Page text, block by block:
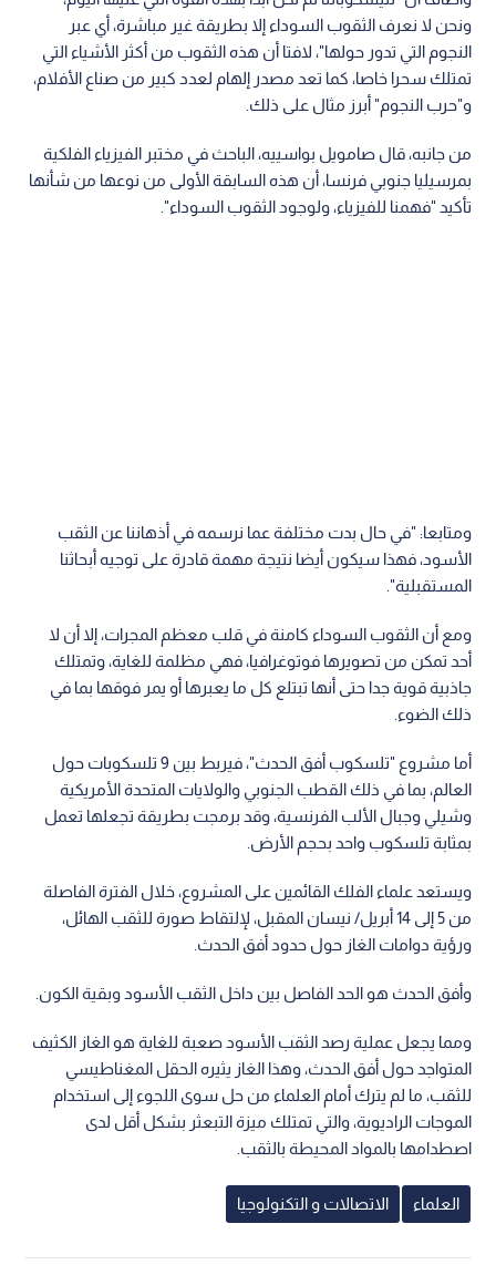
ونحن لا نعرف الثقوب السوداء إلا بطريقة غير مباشرة، أي عبر
النجوم التي تدور حولها"، لافتا أن هذه الثقوب من أكثر الأشياء التي
تمتلك سحرا خاصا، كما تعد مصدر إلهام لعدد كبير من صناع الأفلام،
و"حرب النجوم" أبرز مثال على ذلك.
من جانبه، قال صامويل بواسييه، الباحث في مختبر الفيزياء الفلكية
بمرسيليا جنوبي فرنسا، أن هذه السابقة الأولى من نوعها من شأنها
تأكيد "فهمنا للفيزياء، ولوجود الثقوب السوداء".
ومتابعا: "في حال بدت مختلفة عما نرسمه في أذهاننا عن الثقب
الأسود، فهذا سيكون أيضا نتيجة مهمة قادرة على توجيه أبحاثنا
المستقبلية".
ومع أن الثقوب السوداء كامنة في قلب معظم المجرات، إلا أن لا
أحد تمكن من تصويرها فوتوغرافيا، فهي مظلمة للغاية، وتمتلك
جاذبية قوية جدا حتى أنها تبتلع كل ما يعبرها أو يمر فوقها بما في
ذلك الضوء.
أما مشروع "تلسكوب أفق الحدث"، فيربط بين 9 تلسكوبات حول
العالم، بما في ذلك القطب الجنوبي والولايات المتحدة الأمريكية
وشيلي وجبال الألب الفرنسية، وقد برمجت بطريقة تجعلها تعمل
بمثابة تلسكوب واحد بحجم الأرض.
ويستعد علماء الفلك القائمين على المشروع، خلال الفترة الفاصلة
من 5 إلى 14 أبريل/ نيسان المقبل، لإلتقاط صورة للثقب الهائل،
ورؤية دوامات الغاز حول حدود أفق الحدث.
وأفق الحدث هو الحد الفاصل بين داخل الثقب الأسود وبقية الكون.
ومما يجعل عملية رصد الثقب الأسود صعبة للغاية هو الغاز الكثيف
المتواجد حول أفق الحدث، وهذا الغاز يثيره الحقل المغناطيسي
للثقب، ما لم يترك أمام العلماء من حل سوى اللجوء إلى استخدام
الموجات الراديوية، والتي تمتلك ميزة التبعثر بشكل أقل لدى
اصطدامها بالمواد المحيطة بالثقب.
العلماء الاتصالات و التكنولوجيا